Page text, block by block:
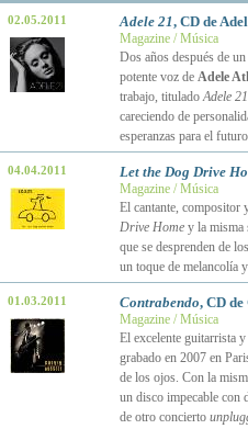
02.05.2011 Adele 21, CD de
Magazine / Música
Dos años después de
potente voz de Adele
trabajo, tituladoAdele 21
careciendo de
esperanzas para el
04.04.2011 Let the Dog Drive
Magazine / Música
El cantante, compositor
Drive Homey la misma
que se desprenden de
un toque de melancolía
01.03.2011 Contrabendo, CD
Magazine / Música
El excelente guitarrista
grabado en 2007 en
de los ojos. Con la
un disco impecable con
de otro concierto